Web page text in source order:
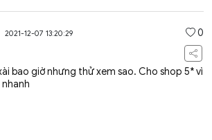
2021-12-07 13:20:29 0
bao giờ nhưng thử xem sao. Cho shop 5* vì